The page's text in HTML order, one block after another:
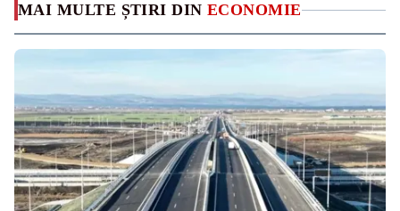
MAI MULTE ȘTIRI DIN ECONOMIE